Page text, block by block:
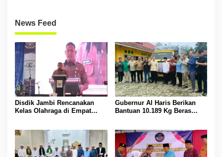
News Feed
Disdik Jambi Rencanakan
Kelas Olahraga di Empat
Gubernur Al Haris Berikan
Bantuan 10.189 Kg Beras